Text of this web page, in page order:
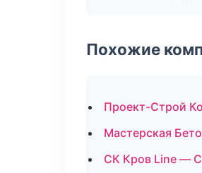
Похожие
Проект-Строй
Мастерская
СК Кров Line —